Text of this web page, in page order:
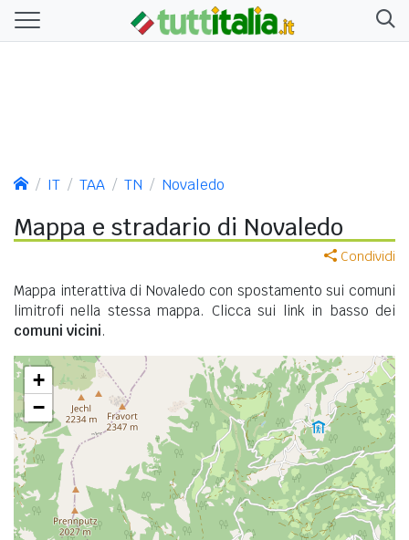
IT TAA TN Novaledo
Mappa e stradario di Novaledo
Condividi
Mappa interattiva di Novaledo con spostamento sui comuni
limitrofi nella stessa mappa. Clicca sui link in basso dei
comuni vicini.
+
−